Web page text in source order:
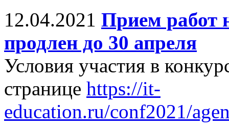
12.04.2021 Прием работ
продлен до 30 апреля
Условия участия в
странице https://it-
education.ru/conf2021/